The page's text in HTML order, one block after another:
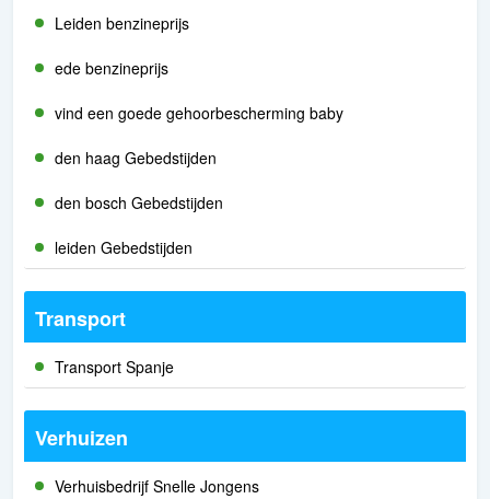
Leiden benzineprijs
ede benzineprijs
vind een goede gehoorbescherming baby
den haag Gebedstijden
den bosch Gebedstijden
leiden Gebedstijden
Transport
Transport Spanje
Verhuizen
Verhuisbedrijf Snelle Jongens